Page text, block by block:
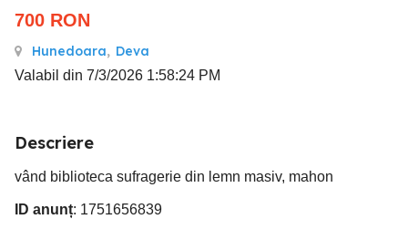
700 RON
Hunedoara, Deva
Valabil din 7/3/2026 1:58:24 PM
Descriere
vând biblioteca sufragerie din lemn masiv, mahon
ID anunț: 1751656839